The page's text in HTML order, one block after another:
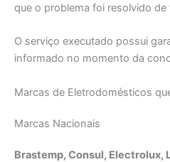
que o problema foi resolvido
O serviço executado possui
informado no momento da
Marcas de Eletrodomésticos
Marcas Nacionais
Brastemp, Consul, Electrolux,